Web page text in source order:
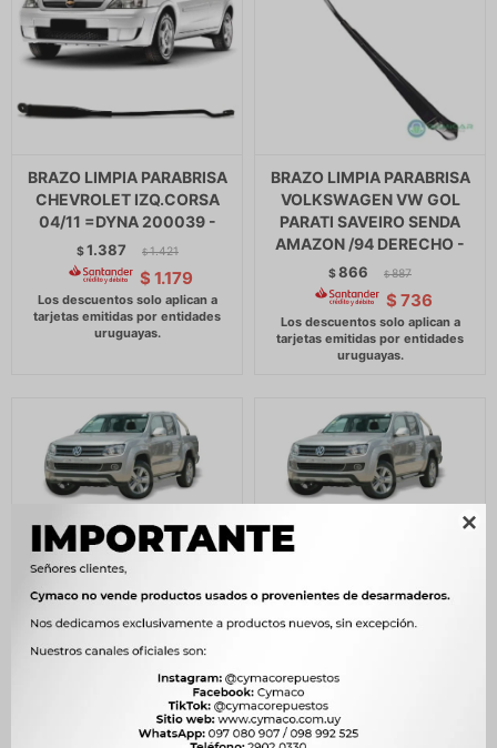

BRAZO LIMPIA PARABRISA
CHEVROLET IZQ.CORSA
04/11 =DYNA 200039 -
$1.387 $ 1.421
$ 1.179
BRAZO LIMPIA PARABRISA
VOLKSWAGEN VW GOL
PARATI SAVEIRO SENDA
AMAZON /94 DERECHO -
$866 $ 887
$ 736
BRAZO LIMPIA PARABRISA
VOLKSWAGEN DER
AMAROK 2010-2012 767D
VOLKSWAGEN IZQ
AMAROK 2010-2012 767E